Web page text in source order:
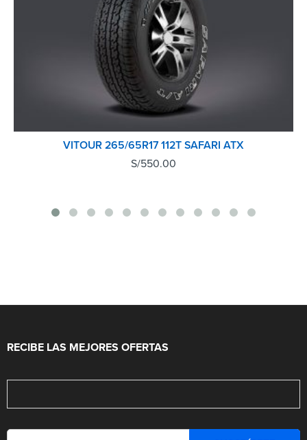
VITOUR 265/65R17 112T SAFARI ATX
S/550.00
RECIBE LAS MEJORES OFERTAS